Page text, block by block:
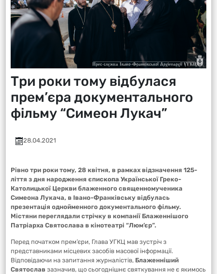
Три роки тому відбулася
прем’єра документального
фільму “Симеон Лукач”
28.04.2021
Рівно три роки тому, 28 квітня, в рамках відзначення 125-
ліття з дня народження єпископа Української Греко-
Католицької Церкви блаженного священномученика
Симеона Лукача, в Івано-Франківську відбулась
презентація однойменного документального фільму.
Містяни переглядали стрічку в компанії Блаженнішого
Патріарха Святослава в кінотеатрі “Люм’єр”.
Перед початком прем’єри, Глава УГКЦ мав зустріч з
представниками місцевих засобів масової інформації.
Відповідаючи на запитання журналістів, Блаженніший
Святослав зазначив, що сьогоднішнє святкування не є якимось